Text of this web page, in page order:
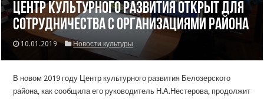
Центр культурного развития открыт для
сотрудничества с организациями района
10.01.2019 Новости культуры
В новом 2019 году Центр культурного развития Белозерского
района, как сообщила его руководитель Н.А.Нестерова, продолжит